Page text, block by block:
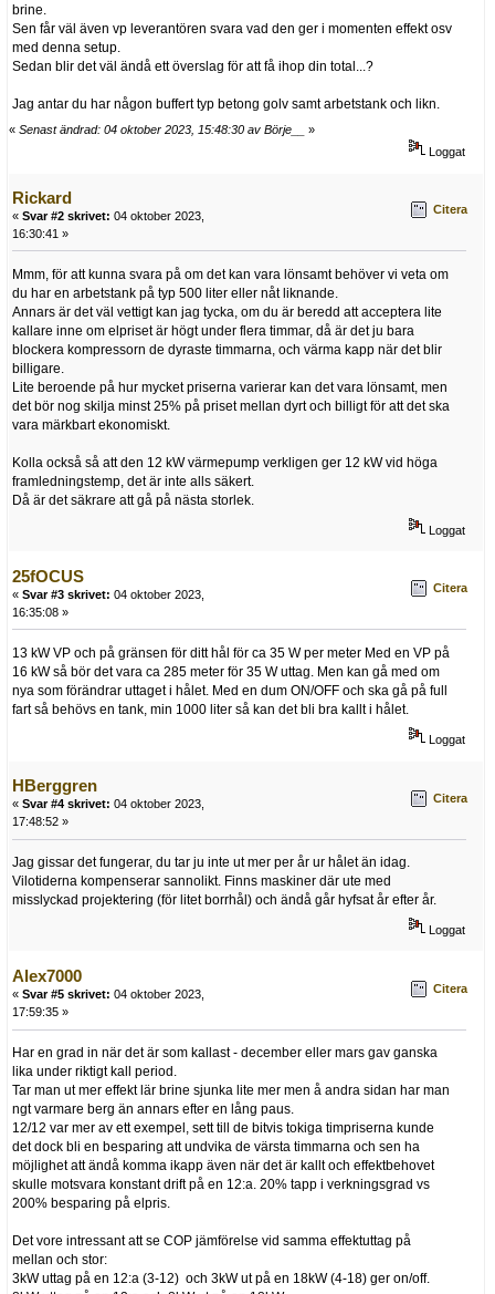
brine.
Sen får väl även vp leverantören svara vad den ger i momenten effekt osv
med denna setup.
Sedan blir det väl ändå ett överslag för att få ihop din total...?
Jag antar du har någon buffert typ betong golv samt arbetstank och likn.
« Senast ändrad: 04 oktober 2023, 15:48:30 av Börje__
»
Loggat
Rickard
« Svar #2 skrivet: 04 oktober 2023,
16:30:41 »
Citera
Mmm, för att kunna svara på om det kan vara lönsamt behöver vi veta om
du har en arbetstank på typ 500 liter eller nåt liknande.
Annars är det väl vettigt kan jag tycka, om du är beredd att acceptera lite
kallare inne om elpriset är högt under flera timmar, då är det ju bara
blockera kompressorn de dyraste timmarna, och värma kapp när det blir
billigare.
Lite beroende på hur mycket priserna varierar kan det vara lönsamt, men
det bör nog skilja minst 25% på priset mellan dyrt och billigt för att det ska
vara märkbart ekonomiskt.
Kolla också så att den 12 kW värmepump verkligen ger 12 kW vid höga
framledningstemp, det är inte alls säkert.
Då är det säkrare att gå på nästa storlek.
Loggat
25fOCUS
« Svar #3 skrivet: 04 oktober 2023,
16:35:08 »
Citera
13 kW VP och på gränsen för ditt hål för ca 35 W per meter Med en VP på
16 kW så bör det vara ca 285 meter för 35 W uttag. Men kan gå med om
nya som förändrar uttaget i hålet. Med en dum ON/OFF och ska gå på full
fart så behövs en tank, min 1000 liter så kan det bli bra kallt i hålet.
Loggat
HBerggren
« Svar #4 skrivet: 04 oktober 2023,
17:48:52 »
Citera
Jag gissar det fungerar, du tar ju inte ut mer per år ur hålet än idag.
Vilotiderna kompenserar sannolikt. Finns maskiner där ute med
misslyckad projektering (för litet borrhål) och ändå går hyfsat år efter år.
Loggat
Alex7000
« Svar #5 skrivet: 04 oktober 2023,
17:59:35 »
Citera
Har en grad in när det är som kallast - december eller mars gav ganska
lika under riktigt kall period.
Tar man ut mer effekt lär brine sjunka lite mer men å andra sidan har man
ngt varmare berg än annars efter en lång paus.
12/12 var mer av ett exempel, sett till de bitvis tokiga timpriserna kunde
det dock bli en besparing att undvika de värsta timmarna och sen ha
möjlighet att ändå komma ikapp även när det är kallt och effektbehovet
skulle motsvara konstant drift på en 12:a. 20% tapp i verkningsgrad vs
200% besparing på elpris.
Det vore intressant att se COP jämförelse vid samma effektuttag på
mellan och stor:
3kW uttag på en 12:a (3-12) och 3kW ut på en 18kW (4-18) ger on/off.